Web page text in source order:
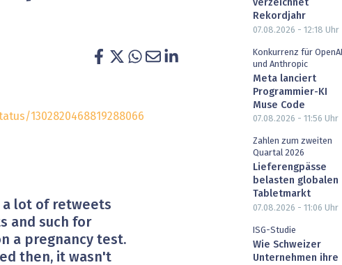
Managed Services & Co.
Artificial Intelligence
Fintech & Insurtech
Professional AV & Digital Signage
1302820468819288066
a lot of retweets
and such for
a pregnancy test.
then, it wasn't
verzeichnet
Rekordjahr
07.08.2026 - 12:18 Uhr
Konkurrenz für OpenAI
und Anthropic
Meta lanciert
Programmier-KI
Muse Code
07.08.2026 - 11:56 Uhr
Zahlen zum zweiten
Quartal 2026
Lieferengpässe
belasten globalen
Tabletmarkt
07.08.2026 - 11:06 Uhr
ISG-Studie
Wie Schweizer
Unternehmen ihre